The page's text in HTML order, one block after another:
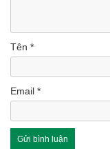
Tên *
Email *